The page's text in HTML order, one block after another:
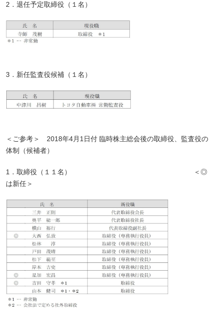
2．退任予定取締役（１名）
3．新任監査役候補（１名）
＜ご参考＞ 2018年4月1日付 臨時株主総会後の取締役、監査役の
体制（候補者）
1．取締役（１１名） ＜◎
は新任＞